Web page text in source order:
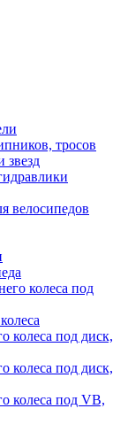
тросов
звезд
велосипедов
колеса под
колеса под диск,
колеса под диск,
колеса под VB,